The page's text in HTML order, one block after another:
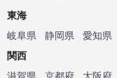
東海
岐阜県
静岡県 愛知県
関西